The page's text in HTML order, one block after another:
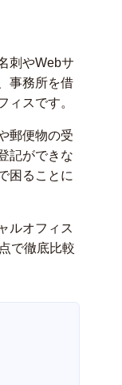
刺やWebサ
事務所を借
スです。
郵便物の受
記ができな
困ることに
ルオフィス
で徹底比較